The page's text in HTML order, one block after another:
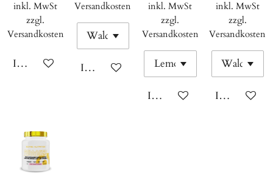
inkl. MwSt
zzgl.
Versandkosten
In den Warenkorb
Versandkosten
In den Warenkorb
inkl. MwSt
zzgl.
Versandkosten
In den Warenkorb
inkl. MwSt
zzgl.
Versandkosten
In den